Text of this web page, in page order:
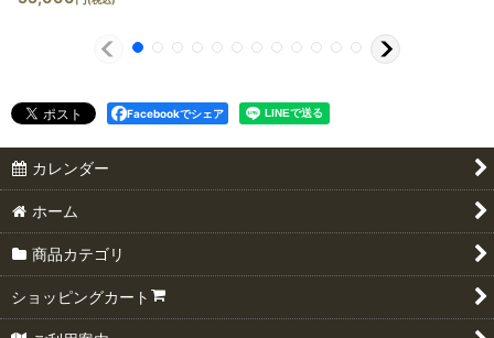
Facebookでシェア
カレンダー
ホーム
商品カテゴリ
ショッピングカート